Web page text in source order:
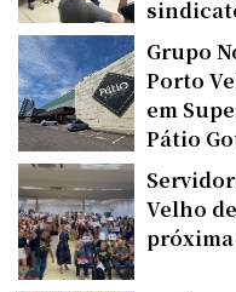
Grupo
Porto
em
Pátio
Velho